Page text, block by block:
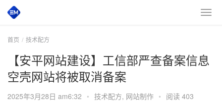
首页 技术配方
【安平网站建设】工信部严查备案信息
空壳网站将被取消备案
2025年3月28日 am6:32 • 技术配方, 网站制作 • 阅读 403